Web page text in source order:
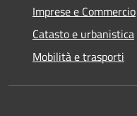
Imprese e Commercio
Catasto e urbanistica
Mobilità e trasporti